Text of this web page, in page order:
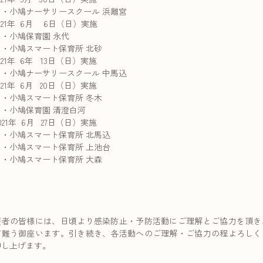
鳩ナーサリースクール 浜離宮
年 6月 6日（日）実施
鳩保育園 永代
鳩スマート保育所 北砂
年 6年 13日（日）実施
鳩ナーサリースクール 中馬込
年 6月 20日（日）実施
鳩スマート保育所 冬木
鳩保育園 清澄白河
年 6月 27日（日）実施
鳩スマート保育所 北馬込
鳩スマート保育所 上池台
鳩スマート保育所 大森
の皆様には、日頃より感染防止・予防活動にご理解とご協力を頂
う御座います。引き続き、各活動へのご理解・ご協力の程よろし
上げます。